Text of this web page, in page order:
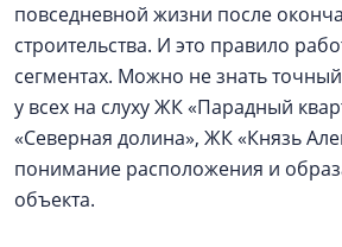
повседневной жизни после
строительства. И это правило
сегментах. Можно не знать
у всех на слуху ЖК «Парадный
«Северная долина», ЖК «Князь
понимание расположения и
объекта.